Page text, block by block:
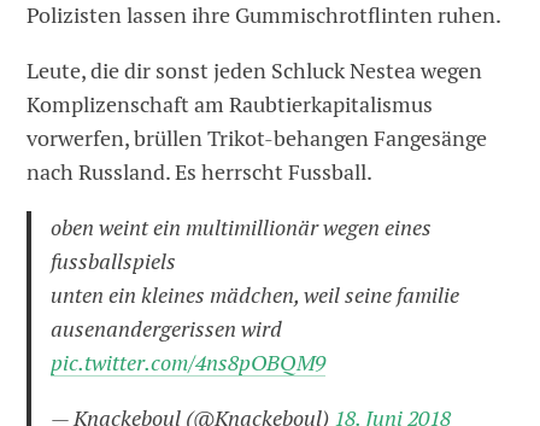
Polizisten lassen ihre Gummischrotflinten ruhen.
Leute, die dir sonst jeden Schluck Nestea wegen
Komplizenschaft am Raubtierkapitalismus
vorwerfen, brüllen Trikot-behangen Fangesänge
nach Russland. Es herrscht Fussball.
oben weint ein multimillionär wegen eines
fussballspiels
unten ein kleines mädchen, weil seine familie
ausenandergerissen wird
pic.twitter.com/4ns8pOBQM9
— Knackeboul (@Knackeboul) 18. Juni 2018